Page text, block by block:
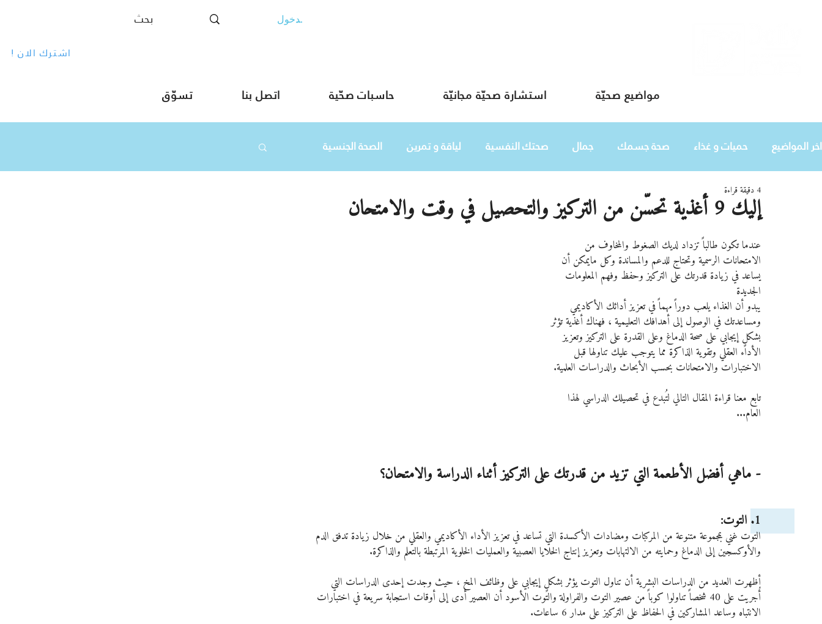
تسجيل الدخول
! اشترك الان
مواضيع صحيّة استشارة صحيّة مجانيّة حاسبات صحّية اتصل بنا تسوّق
اخر المواضيع حميات و غذاء صحة جسمك جمال صحتك النفسية لياقة و تمرين الصحة الجنسية
هي
إليك 9 أغذية تحسّن من التركيز والتحصيل في وقت والامتحان
4 دقيقة قراءة
عندما تكون طالباً تزداد لديك الصغوط والمخاوف من
الامتحانات الرسمية وتحتاج للدعم والمساندة وكل مايمكن أن
يساعد في زيادة قدرتك على التركيز وحفظ وفهم المعلومات
الجديدة
يبدو أن الغذاء يلعب دوراً مهماً في تعزيز أدائك الأكاديمي
ومساعدتك في الوصول إلى أهدافك التعليمية ، فهناك أغذية تؤثر
بشكلٍ إيجابي على صحة الدماغ وعلى القدرة على التركيز وتعزيز
الأداء العقلي وتقوية الذاكرة مما يتوجب عليك تناولها قبل
الاختبارات والامتحانات بحسب الأبحاث والدراسات العلمية.
تابع معنا قراءة المقال التالي لتُبدع في تحصيلك الدراسي لهذا
العام...
- ماهي أفضل الأطعمة التي تزيد من قدرتك على التركيز أثناء الدراسة والامتحان؟
1. التوت:
التوت غني بمجموعة متنوعة من المركبات ومضادات الأكسدة التي تساعد في تعزيز الأداء الأكاديمي والعقلي من خلال زيادة تدفق الدم
والأوكسجين إلى الدماغ وحمايته من الالتهابات وتعزيز إنتاج الخلايا العصبية والعمليات الخلوية المرتبطة بالتعلم والذاكرة.
أظهرت العديد من الدراسات البشرية أن تناول التوت يؤثر بشكلٍ إيجابي على وظائف المخ ، حيث وجدت إحدى الدراسات التي
أُجريت على 40 شخصاً تناولوا كوباً من عصير التوت والفراولة والتوت الأسود أن العصير أدى إلى أوقات استجابة سريعة في اختبارات
الانتباه وساعد المشاركين في الحفاظ على التركيز على مدار 6 ساعات.